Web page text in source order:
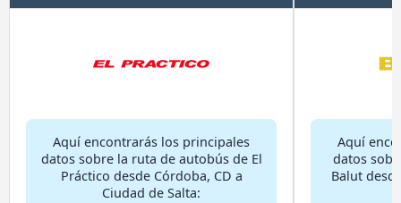
Aquí encontrarás los principales
datos sobre la ruta de autobús de El
Práctico desde Córdoba, CD a
Ciudad de Salta:
Aquí
datos
Balut